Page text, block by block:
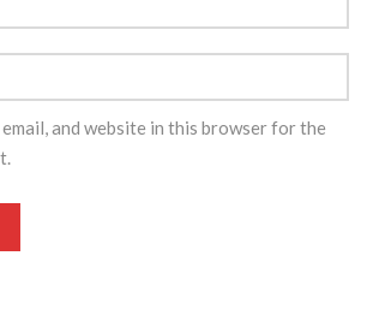
email, and website in this browser for the